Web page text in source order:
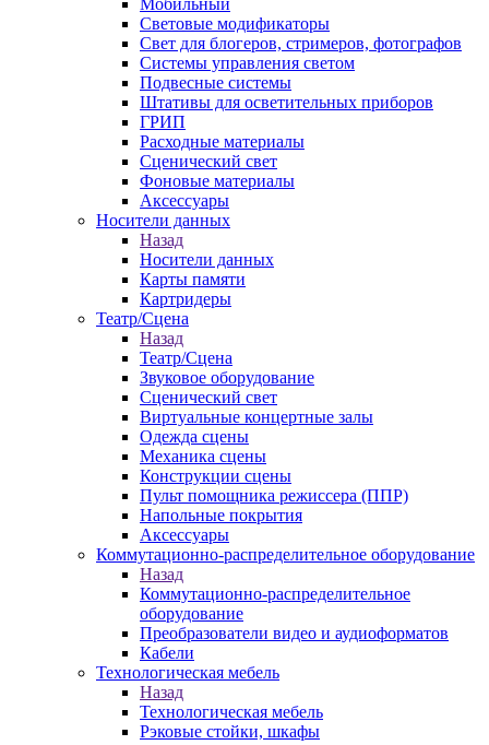
Мобильный
Световые модификаторы
Свет для блогеров, стримеров, фотографов
Системы управления светом
Подвесные системы
Штативы для осветительных приборов
ГРИП
Расходные материалы
Сценический свет
Фоновые материалы
Аксессуары
Носители данных
Назад
Носители данных
Карты памяти
Картридеры
Театр/Сцена
Назад
Театр/Сцена
Звуковое оборудование
Сценический свет
Виртуальные концертные залы
Одежда сцены
Механика сцены
Конструкции сцены
Пульт помощника режиссера (ППР)
Напольные покрытия
Аксессуары
Коммутационно-распределительное оборудование
Назад
Коммутационно-распределительное
оборудование
Преобразователи видео и аудиоформатов
Кабели
Технологическая мебель
Назад
Технологическая мебель
Рэковые стойки, шкафы